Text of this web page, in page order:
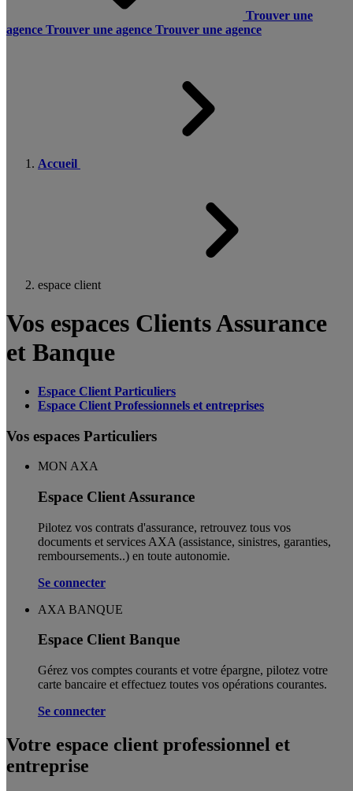
Trouver une
agence Trouver une agence Trouver une agence
Accueil
espace client
Vos espaces Clients Assurance
et Banque
Espace Client Particuliers
Espace Client Professionnels et entreprises
Vos espaces Particuliers
MON AXA
Espace Client Assurance
Pilotez vos contrats d'assurance, retrouvez tous vos
documents et services AXA (assistance, sinistres, garanties,
remboursements..) en toute autonomie. ​
Se connecter
AXA BANQUE
Espace Client Banque
Gérez vos comptes courants et votre épargne, pilotez votre
carte bancaire et effectuez toutes vos opérations courantes.
Se connecter
Votre espace client professionnel et
entreprise